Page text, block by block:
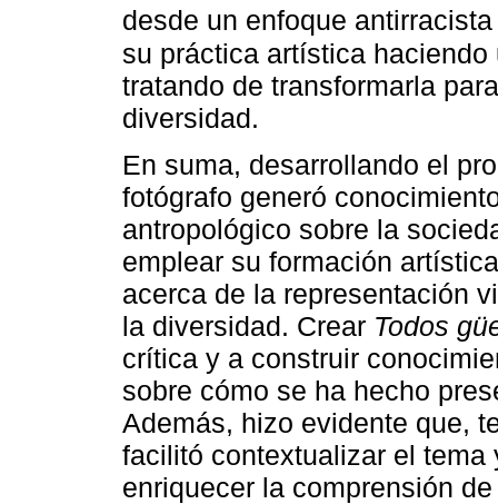
desde un enfoque antirracista
su práctica artística
tratando de transformarla
diversidad.
En suma, desarrollando el
fotógrafo generó
antropológico sobre la
emplear su formación
acerca de la representación
la diversidad. Crear Todos
crítica y a construir
sobre cómo se ha hecho
Además, hizo evidente que,
facilitó contextualizar el
enriquecer la comprensión